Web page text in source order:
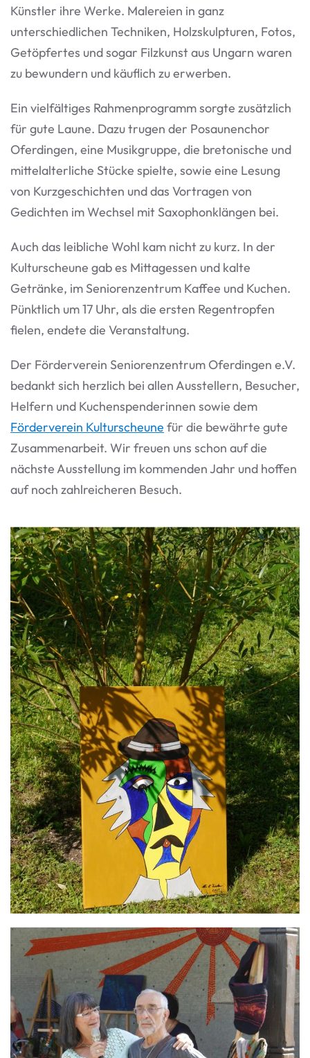
Künstler ihre Werke. Malereien in ganz
unterschiedlichen Techniken, Holzskulpturen, Fotos,
Getöpfertes und sogar Filzkunst aus Ungarn waren
zu bewundern und käuflich zu erwerben.
Ein vielfältiges Rahmenprogramm sorgte zusätzlich
für gute Laune. Dazu trugen der Posaunenchor
Oferdingen, eine Musikgruppe, die bretonische und
mittelalterliche Stücke spielte, sowie eine Lesung
von Kurzgeschichten und das Vortragen von
Gedichten im Wechsel mit Saxophonklängen bei.
Auch das leibliche Wohl kam nicht zu kurz. In der
Kulturscheune gab es Mittagessen und kalte
Getränke, im Seniorenzentrum Kaffee und Kuchen.
Pünktlich um 17 Uhr, als die ersten Regentropfen
fielen, endete die Veranstaltung.
Der Förderverein Seniorenzentrum Oferdingen e.V.
bedankt sich herzlich bei allen Ausstellern, Besucher,
Helfern und Kuchenspenderinnen sowie dem
Förderverein Kulturscheune für die bewährte gute
Zusammenarbeit. Wir freuen uns schon auf die
nächste Ausstellung im kommenden Jahr und hoffen
auf noch zahlreicheren Besuch.